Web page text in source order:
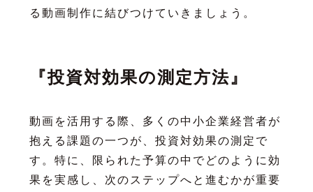
る動画制作に結びつけていきましょう。
『投資対効果の測定方法』
動画を活用する際、多くの中小企業経営者が
抱える課題の一つが、投資対効果の測定で
す。特に、限られた予算の中でどのように効
果を実感し、次のステップへと進むかが重要